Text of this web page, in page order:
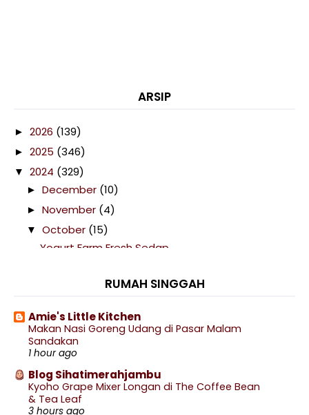
ARSIP
► 2026 (139)
► 2025 (346)
▼ 2024 (329)
► December (10)
► November (4)
▼ October (15)
Yogurt Farm Fresh Sedap
Makan Malam Di Melewar Kitchen Senawang
Makan Malam Di Pine & Dine Cafe Senawang
Hiking Bukit Kepayang Sampai Kepayang Hill
Bypass
Oatside Coffee Latte
Ke Pasar Ampangan Seremban Baru
Hiking Bukit Kepayang Sekejap Je
RUMAH SINGGAH
Amie's Little Kitchen
Makan Nasi Goreng Udang di Pasar Malam
Sandakan
1 hour ago
Blog Sihatimerahjambu
Kyoho Grape Mixer Longan di The Coffee Bean
& Tea Leaf
3 hours ago